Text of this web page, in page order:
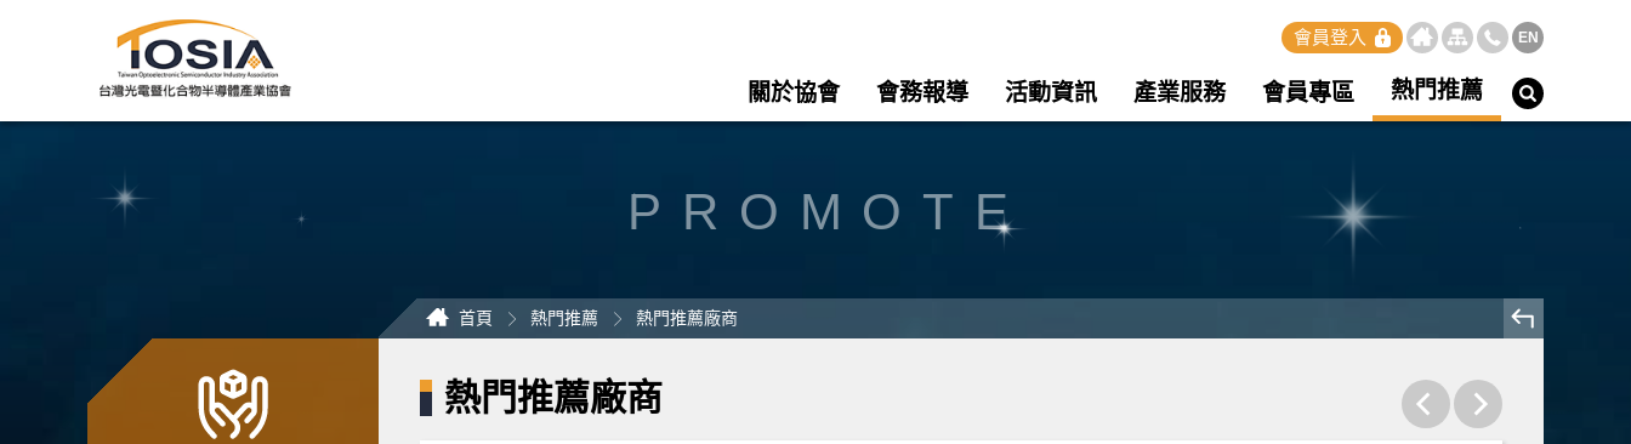
會員登入 EN
關於協會 會務報導 活動資訊 產業服務 會員專區 熱門推薦
PROMOTE
首頁 熱門推薦 熱門推薦廠商
熱門推薦廠商